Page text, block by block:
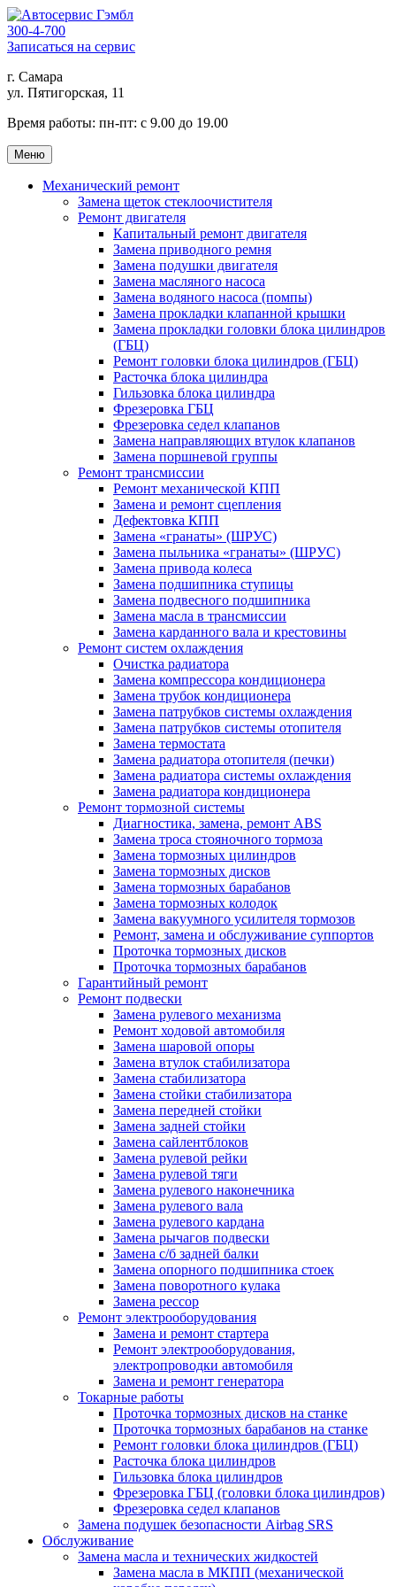
300-4-700
Записаться на сервис
г. Самара
ул. Пятигорская, 11
Время работы: пн-пт: с 9.00 до 19.00
Меню
Механический ремонт
Замена щеток стеклоочистителя
Ремонт двигателя
Капитальный ремонт двигателя
Замена приводного ремня
Замена подушки двигателя
Замена масляного насоса
Замена водяного насоса (помпы)
Замена прокладки клапанной крышки
Замена прокладки головки блока цилиндров
(ГБЦ)
Ремонт головки блока цилиндров (ГБЦ)
Расточка блока цилиндра
Гильзовка блока цилиндра
Фрезеровка ГБЦ
Фрезеровка седел клапанов
Замена направляющих втулок клапанов
Замена поршневой группы
Ремонт трансмиссии
Ремонт механической КПП
Замена и ремонт сцепления
Дефектовка КПП
Замена «гранаты» (ШРУС)
Замена пыльника «гранаты» (ШРУС)
Замена привода колеса
Замена подшипника ступицы
Замена подвесного подшипника
Замена масла в трансмиссии
Замена карданного вала и крестовины
Ремонт систем охлаждения
Очистка радиатора
Замена компрессора кондиционера
Замена трубок кондиционера
Замена патрубков системы охлаждения
Замена патрубков системы отопителя
Замена термостата
Замена радиатора отопителя (печки)
Замена радиатора системы охлаждения
Замена радиатора кондиционера
Ремонт тормозной системы
Диагностика, замена, ремонт ABS
Замена троса стояночного тормоза
Замена тормозных цилиндров
Замена тормозных дисков
Замена тормозных барабанов
Замена тормозных колодок
Замена вакуумного усилителя тормозов
Ремонт, замена и обслуживание суппортов
Проточка тормозных дисков
Проточка тормозных барабанов
Гарантийный ремонт
Ремонт подвески
Замена рулевого механизма
Ремонт ходовой автомобиля
Замена шаровой опоры
Замена втулок стабилизатора
Замена стабилизатора
Замена стойки стабилизатора
Замена передней стойки
Замена задней стойки
Замена сайлентблоков
Замена рулевой рейки
Замена рулевой тяги
Замена рулевого наконечника
Замена рулевого вала
Замена рулевого кардана
Замена рычагов подвески
Замена с/б задней балки
Замена опорного подшипника стоек
Замена поворотного кулака
Замена рессор
Ремонт электрооборудования
Замена и ремонт стартера
Ремонт электрооборудования,
электропроводки автомобиля
Замена и ремонт генератора
Токарные работы
Проточка тормозных дисков на станке
Проточка тормозных барабанов на станке
Ремонт головки блока цилиндров (ГБЦ)
Расточка блока цилиндров
Гильзовка блока цилиндров
Фрезеровка ГБЦ (головки блока цилиндров)
Фрезеровка седел клапанов
Замена подушек безопасности Airbag SRS
Обслуживание
Замена масла и технических жидкостей
Замена масла в МКПП (механической